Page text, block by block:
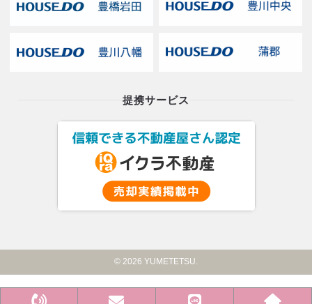
提携サービス
© 2026 YUMETETSU.